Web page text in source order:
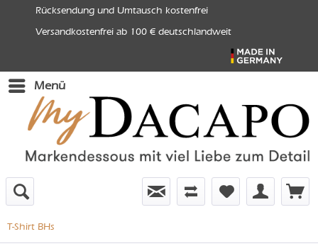
Rücksendung und Umtausch kostenfrei
Versandkostenfrei ab 100 € deutschlandweit
Menü
T-Shirt BHs